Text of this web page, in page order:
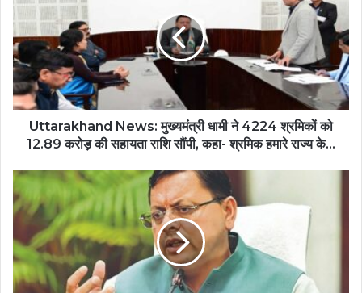
Uttarakhand News: मुख्यमंत्री धामी ने 4224 श्रमिकों को
12.89 करोड़ की सहायता राशि सौंपी, कहा- श्रमिक हमारे राज्य के…